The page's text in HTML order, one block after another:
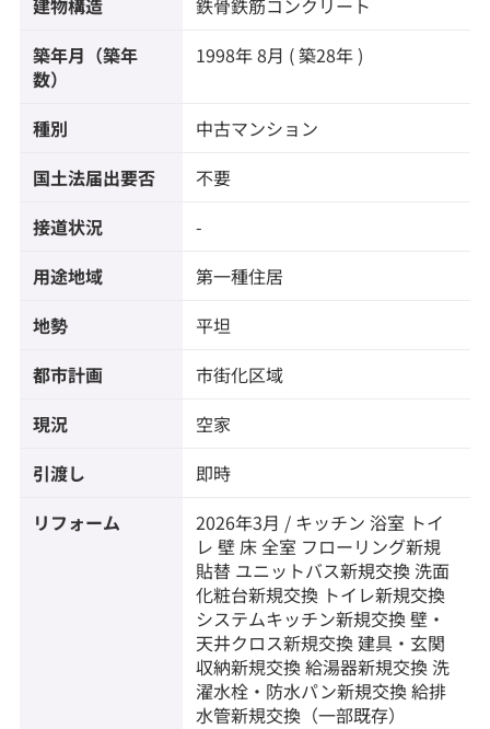
建物構造 鉄骨鉄筋コンクリート
築年月（築年
数）
1998年 8月 ( 築28年 )
種別 中古マンション
国土法届出要否 不要
接道状況 -
用途地域 第一種住居
地勢 平坦
都市計画 市街化区域
現況 空家
引渡し 即時
リフォーム
2026年3月 / キッチン 浴室 トイ
レ 壁 床 全室 フローリング新規
貼替 ユニットバス新規交換 洗面
化粧台新規交換 トイレ新規交換
システムキッチン新規交換 壁・
天井クロス新規交換 建具・玄関
収納新規交換 給湯器新規交換 洗
濯水栓・防水パン新規交換 給排
水管新規交換（一部既存）